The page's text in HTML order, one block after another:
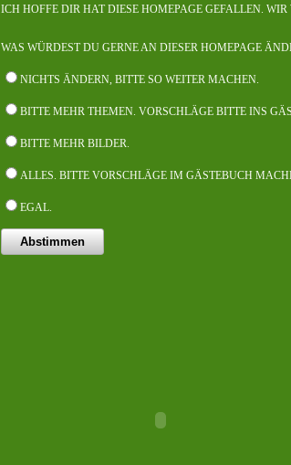
ICH HOFFE DIR HAT DIESE HOMEPAGE GEFALLEN.
WAS WÜRDEST DU GERNE AN DIESER HOMEPAGE
NICHTS ÄNDERN, BITTE SO WEITER MACHEN.
BITTE MEHR THEMEN. VORSCHLÄGE BITTE INS
BITTE MEHR BILDER.
ALLES. BITTE VORSCHLÄGE IM GÄSTEBUCH
EGAL.